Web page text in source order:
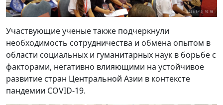
Участвующие ученые также подчеркнули
необходимость сотрудничества и обмена опытом в
области социальных и гуманитарных наук в борьбе с
факторами, негативно влияющими на устойчивое
развитие стран Центральной Азии в контексте
пандемии COVID-19.